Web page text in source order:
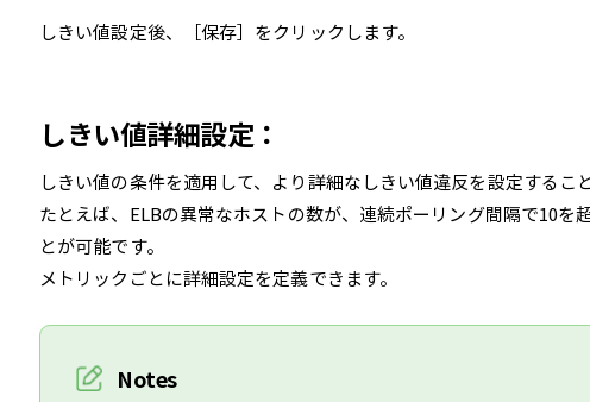
しきい値設定後、［保存］をクリックします。
しきい値詳細設定：
しきい値の条件を適用して、より詳細なしきい値違反を設定するこ
たとえば、ELBの異常なホストの数が、連続ポーリング間隔で10を
とが可能です。
メトリックごとに詳細設定を定義できます。
Notes